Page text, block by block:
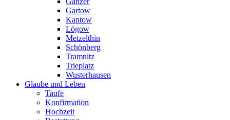
Gartow
Kantow
Lögow
Metzelthin
Schönberg
Tramnitz
Trieplatz
Wusterhausen
Glaube und Leben
Taufe
Konfirmation
Hochzeit